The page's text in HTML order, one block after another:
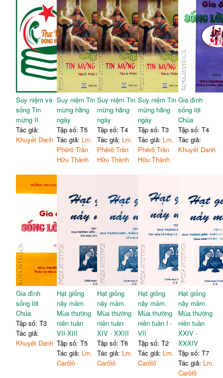
Suy niệm và
sống Tin
mừng II
Tác giả:
Khuyết Danh
Suy niệm Tin
mừng hằng
ngày
Tập số: T5
Tác giả: Lm.
Phêrô Trần
Hữu Thành
Suy niệm Tin
mừng hằng
ngày
Tập số: T4
Tác giả: Lm.
Phêrô Trần
Hữu Thành
Suy niệm Tin
mừng hằng
ngày
Tập số: T3
Tác giả: Lm.
Phêrô Trần
Hữu Thành
Gia đình
sống lời
Chúa
Tập số: T4
Tác giả:
Khuyết Danh
Gia đình
sống lời
Chúa
Tập số: T3
Tác giả:
Khuyết Danh
Hạt giống
nảy mầm.
Mùa thường
niên tuần
VII-XIII
Tập số: T5
Tác giả: Lm.
Carôlô
Hạt giống
nảy mầm.
Mùa thường
niên tuần
XIV - XXIII
Tập số: T6
Tác giả: Lm.
Carôlô
Hạt giống
nảy mầm.
Mùa thường
niên tuần I -
VII
Tập số: T2
Tác giả: Lm.
Carôlô
Hạt giống
nảy mầm.
Mùa thường
niên tuần
XXIV -
XXXIV
Tập số: T7
Tác giả: Lm.
Carôlô